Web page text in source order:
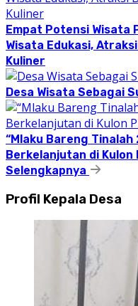
Empat Potensi Wisata
Wisata Edukasi,
Kuliner
Desa Wisata Sebagai
“Mlaku Bareng Tinalah
Berkelanjutan di Kulon
Selengkapnya
Profil Kepala Desa